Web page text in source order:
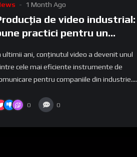
1 Month Ago
de video industrial:
practici pentru un
ultimii ani, conținutul video a devenit unul
cele mai eficiente instrumente de
pentru companiile din industrie....
0 0